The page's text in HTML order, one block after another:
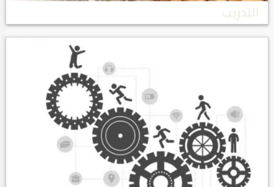
التدريب